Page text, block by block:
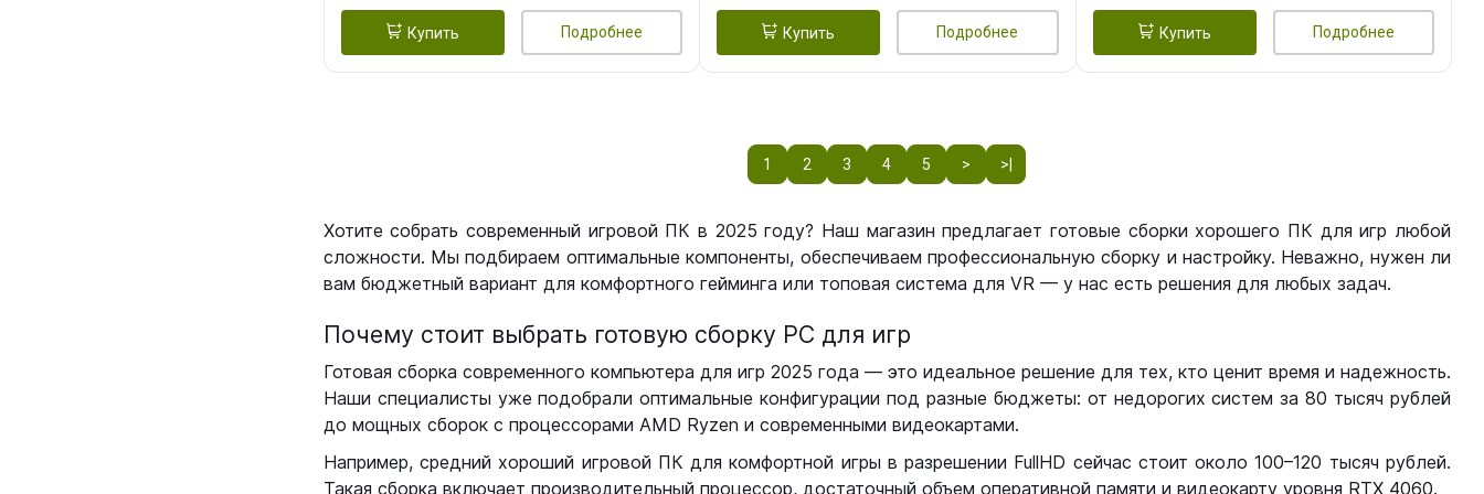
Купить Подробнее Купить Подробнее Купить Подробнее
1 2 3 4 5 > >|
Хотите собрать современный игровой ПК в 2025 году? Наш магазин предлагает готовые сборки хорошего ПК для игр любой
сложности. Мы подбираем оптимальные компоненты, обеспечиваем профессиональную сборку и настройку. Неважно, нужен ли
вам бюджетный вариант для комфортного гейминга или топовая система для VR — у нас есть решения для любых задач.
Почему стоит выбрать готовую сборку РС для игр
Готовая сборка современного компьютера для игр 2025 года — это идеальное решение для тех, кто ценит время и надежность.
Наши специалисты уже подобрали оптимальные конфигурации под разные бюджеты: от недорогих систем за 80 тысяч рублей
до мощных сборок с процессорами AMD Ryzen и современными видеокартами.
Например, средний хороший игровой ПК для комфортной игры в разрешении FullHD сейчас стоит около 100–120 тысяч рублей.
Такая сборка включает производительный процессор, достаточный объем оперативной памяти и видеокарту уровня RTX 4060.